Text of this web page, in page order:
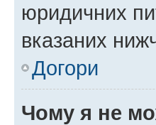
юридичних
вказаних
Догори
Чому я не